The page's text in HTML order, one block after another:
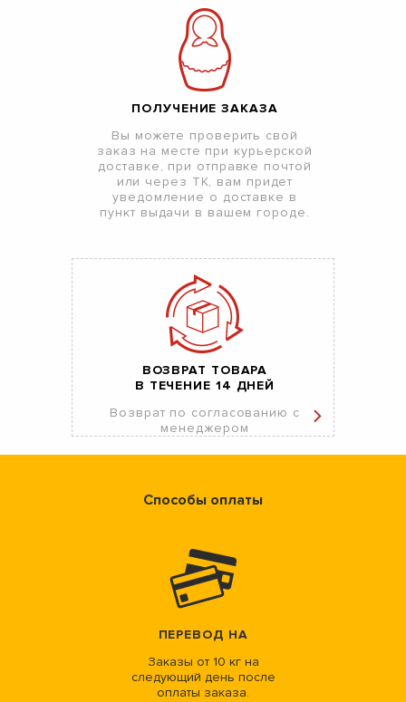
ПОЛУЧЕНИЕ ЗАКАЗА
Вы можете проверить свой
заказ на месте при курьерской
доставке, при отправке почтой
или через ТК, вам придет
уведомление о доставке в
пункт выдачи в вашем городе.
ВОЗВРАТ ТОВАРА
В ТЕЧЕНИЕ 14 ДНЕЙ
Возврат по согласованию с
менеджером
Способы оплаты
ПЕРЕВОД НА
Заказы от 10 кг на
следующий день после
оплаты заказа.